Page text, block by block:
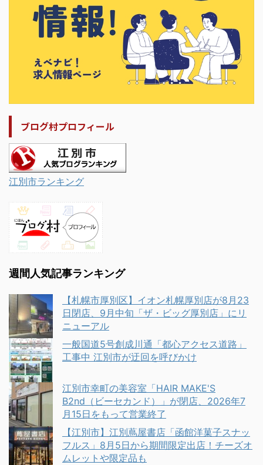
ブログ村プロフィール
江別市ランキング
週間人気記事ランキング
【札幌市厚別区】イオン札幌厚別店が8月23
日閉店、9月中旬「ザ・ビッグ厚別店」にリ
ニューアル
一般国道5号創成川通「都心アクセス道路」
工事中 江別市が迂回を呼びかけ
江別市幸町の美容室「HAIR MAKE'S
B2nd（ビーセカンド）」が閉店、2026年7
月15日をもって営業終了
【江別市】江別蔦屋書店「函館洋菓子スナッ
フルス」8月5日から期間限定出店！チーズオ
ムレットや限定品も